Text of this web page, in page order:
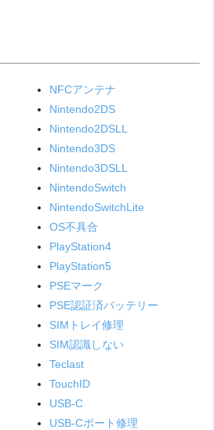
NFCアンテナ
Nintendo2DS
Nintendo2DSLL
Nintendo3DS
Nintendo3DSLL
NintendoSwitch
NintendoSwitchLite
OS不具合
PlayStation4
PlayStation5
PSEマーク
PSE認証済バッテリー
SIMトレイ修理
SIM認識しない
Teclast
TouchID
USB-C
USB-Cポート修理